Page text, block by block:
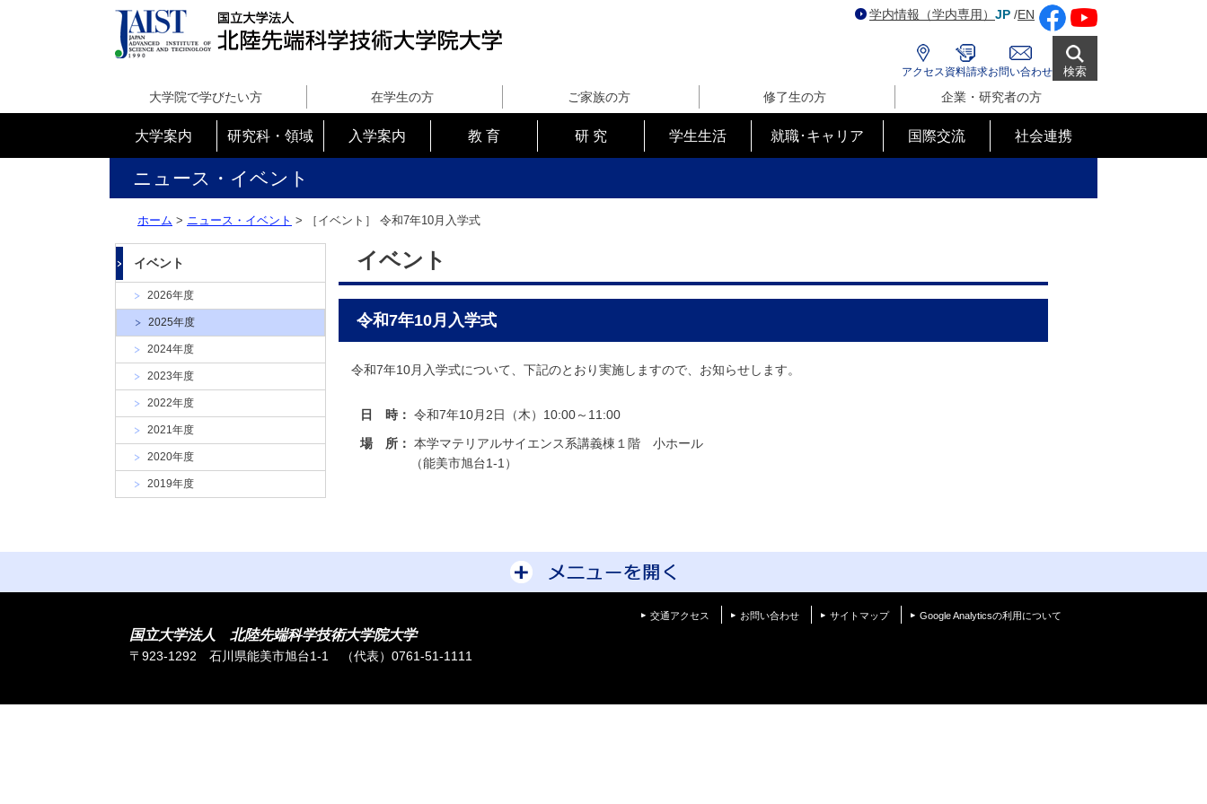
端
科
学
技
学
学内情報（学内専用） JP /EN
アクセス 資料請求お問い合わせ 検索
大学院で学びたい方 在学生の方 ご家族の方 修了生の方 企業・研究者の方
大学案内 研究科・領域 入学案内 教 育 研 究 学生生活 就職･キャリア 国際交流 社会連携
ニュース・イベント
ホーム > ニュース・イベント > ［イベント］ 令和7年10月入学式
イベント
2026年度
2025年度
2024年度
2023年度
2022年度
2021年度
2020年度
2019年度
イベント
令和7年10月入学式
令和7年10月入学式について、下記のとおり実施しますので、お知らせします。
日 時： 令和7年10月2日（木）10:00～11:00
場 所： 本学マテリアルサイエンス系講義棟１階 小ホール
（能美市旭台1-1）
交通アクセス お問い合わせ サイトマップ Google Analyticsの利用について
国立大学法人 北陸先端科学技術大学院大学
〒923-1292 石川県能美市旭台1-1 （代表）0761-51-1111